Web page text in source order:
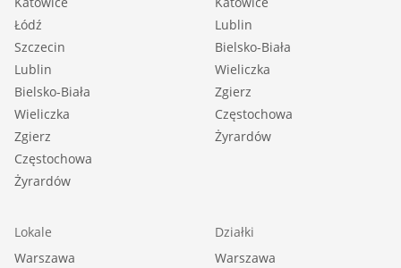
Łódź
Szczecin
Lublin
Bielsko-Biała
Wieliczka
Zgierz
Częstochowa
Żyrardów
Lublin
Bielsko-Biała
Wieliczka
Zgierz
Częstochowa
Żyrardów
Lokale
Warszawa
Działki
Warszawa